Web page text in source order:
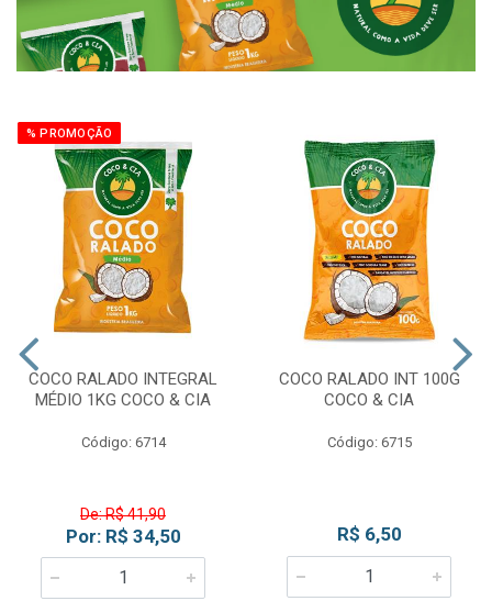
% PROMOÇÃO
COCO RALADO INTEGRAL
MÉDIO 1KG COCO & CIA
Código: 6714
De: R$ 41,90
Por: R$ 34,50
COCO RALADO INT 100G
COCO & CIA
Código: 6715
R$ 6,50